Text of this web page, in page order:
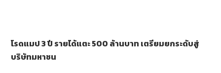
โรดแมป 3 ปี รายได้แตะ 500 ล้านบาท เตรียมยกระดับสู่
บริษัทมหาชน